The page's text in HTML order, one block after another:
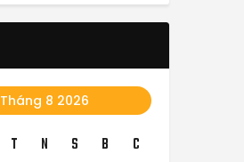
Tháng 8 2026
T N S B C